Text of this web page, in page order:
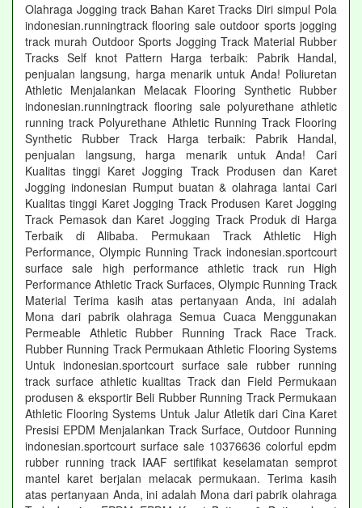
Olahraga Jogging track Bahan Karet Tracks Diri simpul Pola
indonesian.runningtrack flooring sale outdoor sports jogging
track murah Outdoor Sports Jogging Track Material Rubber
Tracks Self knot Pattern Harga terbaik: Pabrik Handal,
penjualan langsung, harga menarik untuk Anda! Poliuretan
Athletic Menjalankan Melacak Flooring Synthetic Rubber
indonesian.runningtrack flooring sale polyurethane athletic
running track Polyurethane Athletic Running Track Flooring
Synthetic Rubber Track Harga terbaik: Pabrik Handal,
penjualan langsung, harga menarik untuk Anda! Cari
Kualitas tinggi Karet Jogging Track Produsen dan Karet
Jogging indonesian Rumput buatan & olahraga lantai Cari
Kualitas tinggi Karet Jogging Track Produsen Karet Jogging
Track Pemasok dan Karet Jogging Track Produk di Harga
Terbaik di Alibaba. Permukaan Track Athletic High
Performance, Olympic Running Track indonesian.sportcourt
surface sale high performance athletic track run High
Performance Athletic Track Surfaces, Olympic Running Track
Material Terima kasih atas pertanyaan Anda, ini adalah
Mona dari pabrik olahraga Semua Cuaca Menggunakan
Permeable Athletic Rubber Running Track Race Track.
Rubber Running Track Permukaan Athletic Flooring Systems
Untuk indonesian.sportcourt surface sale rubber running
track surface athletic kualitas Track dan Field Permukaan
produsen & eksportir Beli Rubber Running Track Permukaan
Athletic Flooring Systems Untuk Jalur Atletik dari Cina Karet
Presisi EPDM Menjalankan Track Surface, Outdoor Running
indonesian.sportcourt surface sale 10376636 colorful epdm
rubber running track IAAF sertifikat keselamatan semprot
mantel karet berjalan melacak permukaan. Terima kasih
atas pertanyaan Anda, ini adalah Mona dari pabrik olahraga